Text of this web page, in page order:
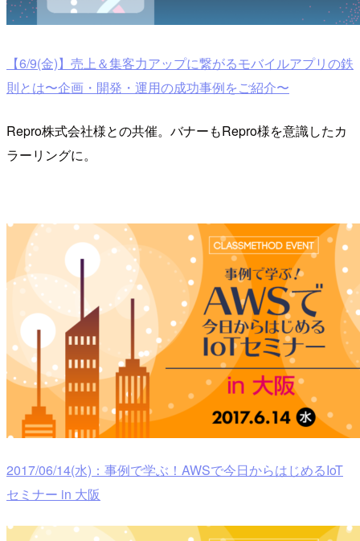
【6/9(金)】売上＆集客力アップに繋がるモバイルアプリの鉄
則とは〜企画・開発・運用の成功事例をご紹介〜
Repro株式会社様との共催。バナーもRepro様を意識したカ
ラーリングに。
2017/06/14(水)：事例で学ぶ！AWSで今日からはじめるIoT
セミナー in 大阪